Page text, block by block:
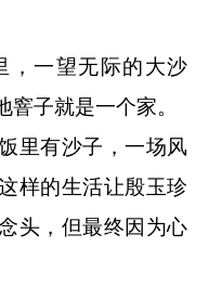
，一望无际的大沙
子就是一个家。
有沙子，一场风
样的生活让殷玉珍
头，但最终因为心